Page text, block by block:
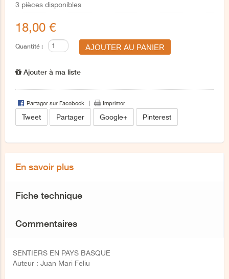
3 pièces disponibles
18,00 €
Quantité :
Ajouter à ma liste
Partager sur Facebook Imprimer
Tweet Partager Google+ Pinterest
En savoir plus
Fiche technique
Commentaires
SENTIERS EN PAYS BASQUE
Auteur : Juan Mari Feliu